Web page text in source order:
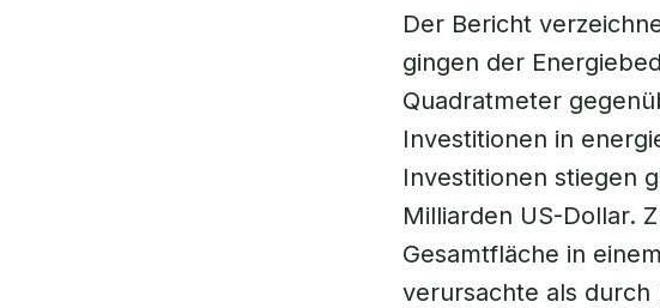
Der Bericht
gingen der
Quadratmeter
Investitionen in
Investitionen stiegen
Milliarden US-Dollar.
Gesamtfläche in
verursachte als durch